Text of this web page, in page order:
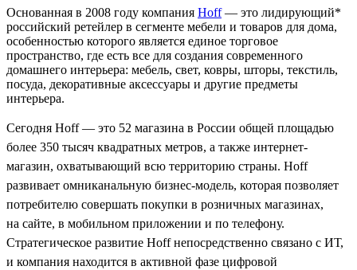
Основанная в 2008 году компания Hoff— это лидирующий*
российский ретейлер в сегменте мебели и товаров для дома,
особенностью которого является единое торговое
пространство, где есть все для создания современного
домашнего интерьера: мебель, свет, ковры, шторы, текстиль,
посуда, декоративные аксессуары и другие предметы
интерьера.
Сегодня Hoff — это 52 магазина в России общей площадью
более 350 тысяч квадратных метров, а также интернет-
магазин, охватывающий всю территорию страны. Hoff
развивает омниканальную бизнес-модель, которая позволяет
потребителю совершать покупки в розничных магазинах,
на сайте, в мобильном приложении и по телефону.
Стратегическое развитие Hoff непосредственно связано с ИТ,
и компания находится в активной фазе цифровой